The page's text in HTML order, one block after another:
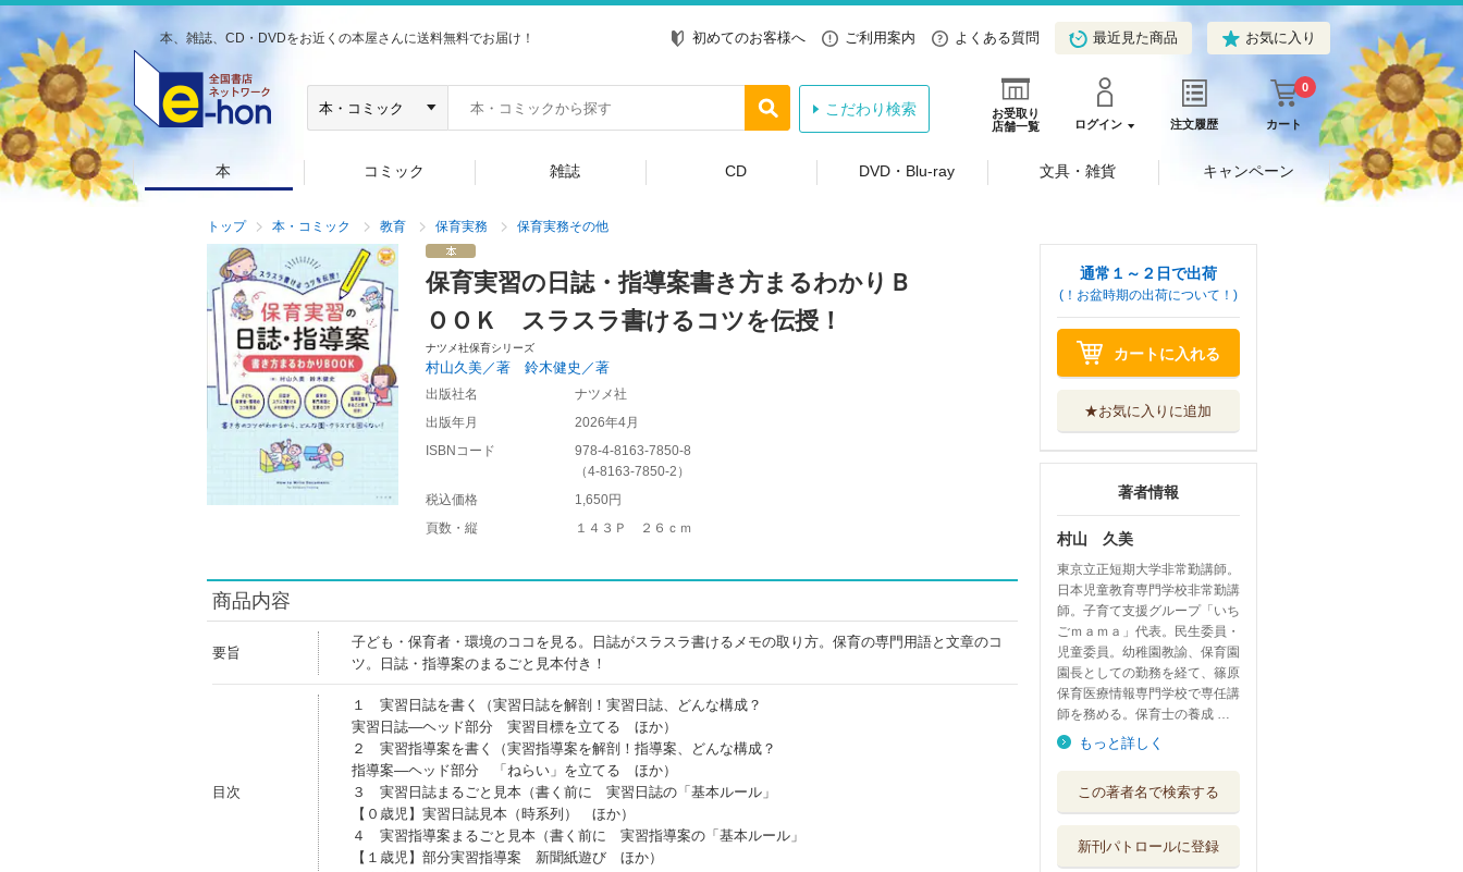
本、雑誌、CD・DVDをお近くの本屋さんに送料無料でお届け！ 初めてのお客様へ ご利用案内 よくある質問 最近見た商品 お気に入り
お受取り
店舗一覧
ログイン 注文履歴 カート
0
こだわり検索
本 コミック 雑誌 CD DVD・Blu-ray 文具・雑貨 キャンペーン
トップ 本・コミック 教育 保育実務 保育実務その他
保育実習の日誌・指導案書き方まるわかりＢ
ＯＯＫ スラスラ書けるコツを伝授！
ナツメ社保育シリーズ
村山久美／著 鈴木健史／著
出版社名
ナツメ社
出版年月
2026年4月
ISBNコード
978-4-8163-7850-8
（4-8163-7850-2 ）
税込価格
1,650円
頁数・縦
１４３Ｐ ２６ｃｍ
商品内容
要旨
子ども・保育者・環境のココを見る。日誌がスラスラ書けるメモの取り方。保育の専門用語と文章のコ
ツ。日誌・指導案のまるごと見本付き！
目次
１ 実習日誌を書く（実習日誌を解剖！実習日誌、どんな構成？
実習日誌―ヘッド部分 実習目標を立てる ほか）
２ 実習指導案を書く（実習指導案を解剖！指導案、どんな構成？
指導案―ヘッド部分 「ねらい」を立てる ほか）
３ 実習日誌まるごと見本（書く前に 実習日誌の「基本ルール」
【０歳児】実習日誌見本（時系列） ほか）
４ 実習指導案まるごと見本（書く前に 実習指導案の「基本ルール」
【１歳児】部分実習指導案 新聞紙遊び ほか）
通常１～２日で出荷
(！お盆時期の出荷について！)
カートに入れる
★お気に入りに追加
著者情報
村山 久美
東京立正短期大学非常勤講師。
日本児童教育専門学校非常勤講
師。子育て支援グループ「いち
ごｍａｍａ」代表。民生委員・
児童委員。幼稚園教諭、保育園
園長としての勤務を経て、篠原
保育医療情報専門学校で専任講
師を務める。保育士の養成 …
もっと詳しく
この著者名で検索する
新刊パトロールに登録
セーヌ ２９
自治体の公共交通